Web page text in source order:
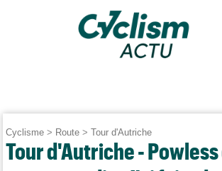
Cyclisme > Route >Tour d'Autriche
Tour d'Autriche -